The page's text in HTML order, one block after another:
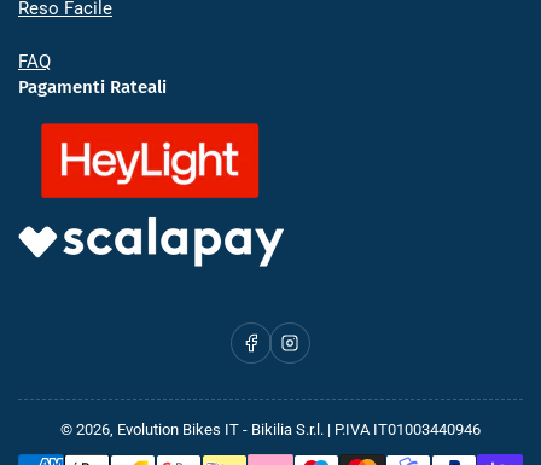
Reso Facile
FAQ
Pagamenti Rateali
FacebookInstagram
© 2026, Evolution Bikes IT - Bikilia S.r.l. | P.IVA IT01003440946
Metodi